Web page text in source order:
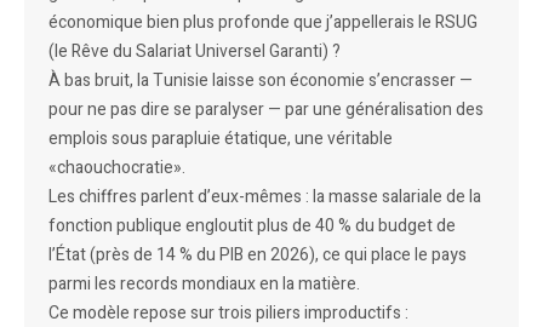
économique bien plus profonde que j’appellerais le RSUG
(le Rêve du Salariat Universel Garanti) ?
À bas bruit, la Tunisie laisse son économie s’encrasser —
pour ne pas dire se paralyser — par une généralisation des
emplois sous parapluie étatique, une véritable
«chaouchocratie».
Les chiffres parlent d’eux-mêmes : la masse salariale de la
fonction publique engloutit plus de 40 % du budget de
l’État (près de 14 % du PIB en 2026), ce qui place le pays
parmi les records mondiaux en la matière.
Ce modèle repose sur trois piliers improductifs :